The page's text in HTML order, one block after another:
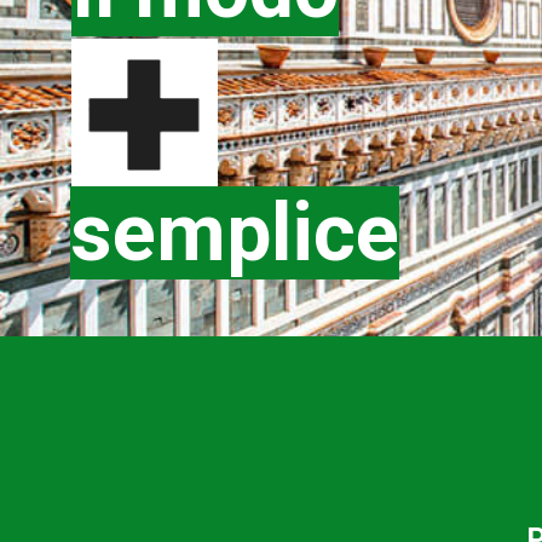
semplice